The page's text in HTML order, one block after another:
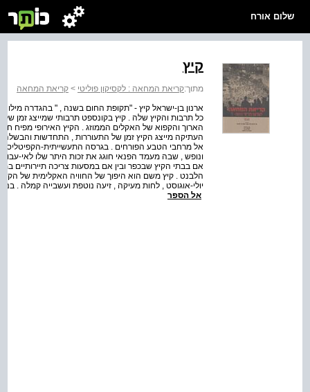
שלום אורח
קיץ
מתוך:קריאת המחאה : לקסיקון פוליטי > קריאת המחאה
כל תרבות והקיץ שלה . קיץ בקונספט תרבותי שמייצג זמן של
הארוך והקפוא של האקלים הממוזג . הקיץ האירופי מפיח
העתיקה מייצג הקיץ זמן של התעוררות , התחדשות והבשלה
אל מרחבי הטבע הפורחים . בגרסה התעשייתית-
אם בבתי הקיץ שבכפר ובין אם במסעות צריכה תיירותיים
הלבנט . קיץ משם הוא היפוך של החוויה האקלימית של
יולי-אוגוסט , לחות מעיקה , זיעה נוטפת ועשבייה קמלה .
אל הספר